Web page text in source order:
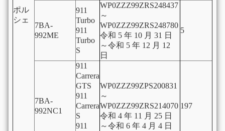
ポル
シェ
7BA-
992ME
911
Turbo
911
Turbo
S
WP0ZZZ99ZRS248437
～
WP0ZZZ99ZRS248780
令和 5 年 10 月 31 日
～令和 5 年 12 月 12
日
5
7BA-
992NC1
911
Carrera
GTS
911
Carrera
S
911
WP0ZZZ99ZPS200831
～
WP0ZZZ99ZRS214070
令和 4 年 11 月 25 日
～令和 6 年 4 月 4 日
197